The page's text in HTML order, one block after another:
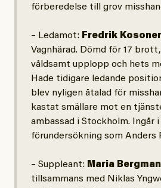
förberedelse till grov
– Ledamot: Fredrik
Vagnhärad. Dömd för 17
våldsamt upplopp och hets
Hade tidigare ledande
blev nyligen åtalad för
kastat smällare mot en
ambassad i Stockholm. Ingår i
förundersökning som Anders
– Suppleant: Maria Bergman
tillsammans med Niklas